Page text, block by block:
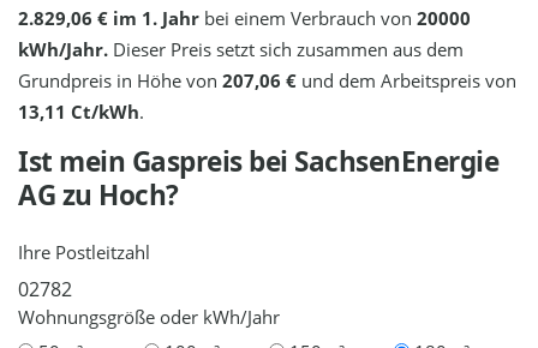
2.829,06 € im 1. Jahr bei einem Verbrauch von20000
kWh/Jahr. Dieser Preis setzt sich zusammen aus dem
Grundpreis in Höhe von207,06 € und dem Arbeitspreis von
13,11 Ct/kWh.
Ist mein Gaspreis bei SachsenEnergie
AGzu Hoch?
Ihre Postleitzahl
Wohnungsgröße oder kWh/Jahr